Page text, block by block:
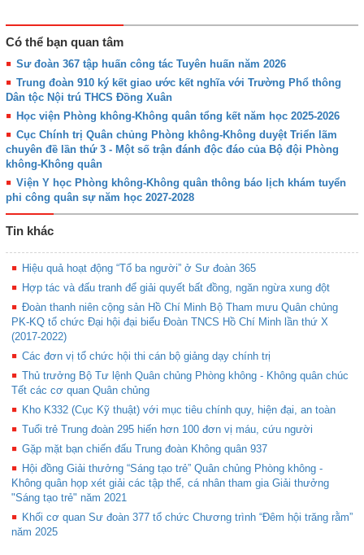
Có thể bạn quan tâm
Sư đoàn 367 tập huấn công tác Tuyên huấn năm 2026
Trung đoàn 910 ký kết giao ước kết nghĩa với Trường Phổ thông
Dân tộc Nội trú THCS Đồng Xuân
Học viện Phòng không-Không quân tổng kết năm học 2025-2026
Cục Chính trị Quân chủng Phòng không-Không duyệt Triển lãm
chuyên đề lần thứ 3 - Một số trận đánh độc đáo của Bộ đội Phòng
không-Không quân
Viện Y học Phòng không-Không quân thông báo lịch khám tuyển
phi công quân sự năm học 2027-2028
Tin khác
Hiệu quả hoạt động “Tổ ba người” ở Sư đoàn 365
Hợp tác và đấu tranh để giải quyết bất đồng, ngăn ngừa xung đột
Đoàn thanh niên cộng sản Hồ Chí Minh Bộ Tham mưu Quân chủng
PK-KQ tổ chức Đại hội đại biểu Đoàn TNCS Hồ Chí Minh lần thứ X
(2017-2022)
Các đơn vị tổ chức hội thi cán bộ giảng dạy chính trị
Thủ trưởng Bộ Tư lệnh Quân chủng Phòng không - Không quân chúc
Tết các cơ quan Quân chủng
Kho K332 (Cục Kỹ thuật) với mục tiêu chính quy, hiện đại, an toàn
Tuổi trẻ Trung đoàn 295 hiến hơn 100 đơn vị máu, cứu người
Gặp mặt bạn chiến đấu Trung đoàn Không quân 937
Hội đồng Giải thưởng “Sáng tạo trẻ” Quân chủng Phòng không -
Không quân họp xét giải các tập thể, cá nhân tham gia Giải thưởng
"Sáng tạo trẻ" năm 2021
Khối cơ quan Sư đoàn 377 tổ chức Chương trình “Đêm hội trăng rằm”
năm 2025